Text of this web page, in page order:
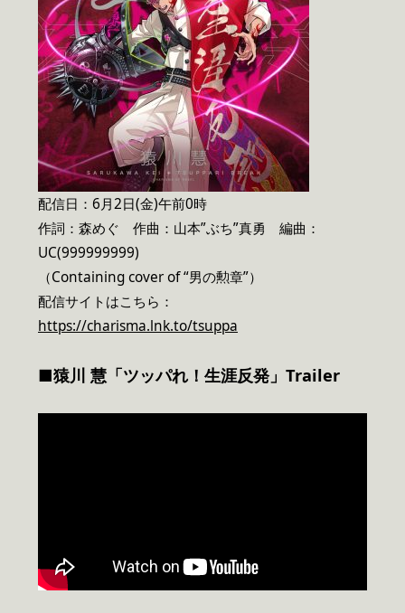
配信日：6月2日(金)午前0時
作詞：森めぐ 作曲：山本”ぶち”真勇 編曲：
UC(999999999)
（Containing cover of “男の勲章”）
配信サイトはこちら：
https://charisma.lnk.to/tsuppa
■猿川 慧「ツッパれ！生涯反発」Trailer